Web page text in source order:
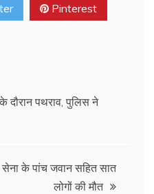
Pinterest
दौरान पथराव, पुलिस ने
के पांच जवान सहित सात
लोगों की मौत